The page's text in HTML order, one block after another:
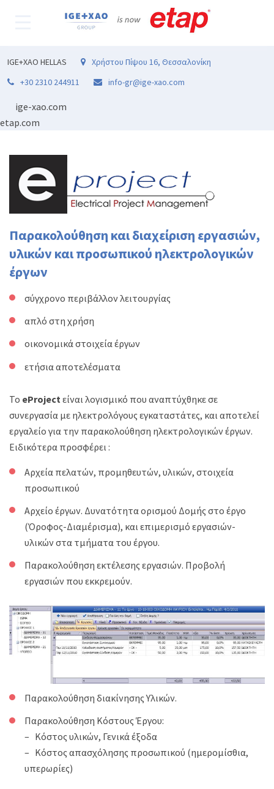
IGE+XAO HELLAS
Χρήστου Πίψου 16, Θεσσαλονίκη
+30 2310 244911
info-gr@ige-xao.com
ige-xao.com
etap.com
Παρακολούθηση και διαχείριση εργασιών,
υλικών και προσωπικού ηλεκτρολογικών
έργων
σύγχρονο περιβάλλον λειτουργίας
απλό στη χρήση
οικονομικά στοιχεία έργων
ετήσια αποτελέσματα
Το eProject είναι λογισμικό που αναπτύχθηκε σε
συνεργασία με ηλεκτρολόγους εγκαταστάτες, και αποτελεί
εργαλείο για την παρακολούθηση ηλεκτρολογικών έργων.
Ειδικότερα προσφέρει :
Αρχεία πελατών, προμηθευτών, υλικών, στοιχεία
προσωπικού
Αρχείο έργων. Δυνατότητα ορισμού Δομής στο έργο
(Όροφος-Διαμέρισμα), και επιμερισμό εργασιών-
υλικών στα τμήματα του έργου.
Παρακολούθηση εκτέλεσης εργασιών. Προβολή
εργασιών που εκκρεμούν.
Παρακολούθηση διακίνησης Υλικών.
Παρακολούθηση Κόστους Έργου:
– Κόστος υλικών, Γενικά έξοδα
– Κόστος απασχόλησης προσωπικού (ημερομίσθια,
υπερωρίες)